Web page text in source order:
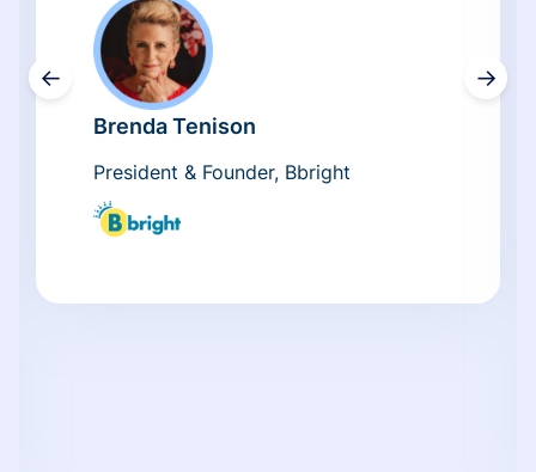
←
Brenda Tenison
President & Founder, Bbright
→